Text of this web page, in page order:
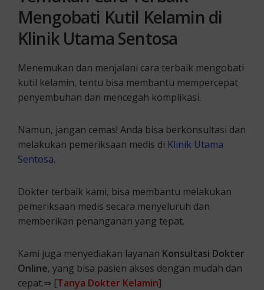
Mengobati Kutil Kelamin di
Klinik Utama Sentosa
Menemukan dan menjalani cara terbaik mengobati
kutil kelamin, tentu bisa membantu mempercepat
penyembuhan dan mencegah komplikasi.
Namun, jangan cemas! Anda bisa berkonsultasi dan
melakukan pemeriksaan medis di Klinik Utama
Sentosa.
Dokter terbaik kami, bisa membantu melakukan
pemeriksaan medis secara menyeluruh dan
memberikan penanganan yang tepat.
Kami juga menyediakan layanan Konsultasi Dokter
Online, yang bisa pasien akses dengan mudah dan
cepat.⇒ [Tanya Dokter Kelamin]